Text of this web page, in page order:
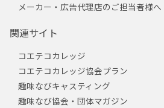
メーカー・広告代理店のご担当者様へ
関連サイト
コエテコカレッジ
コエテコカレッジ協会プラン
趣味なびキャスティング
趣味なび協会・団体マガジン